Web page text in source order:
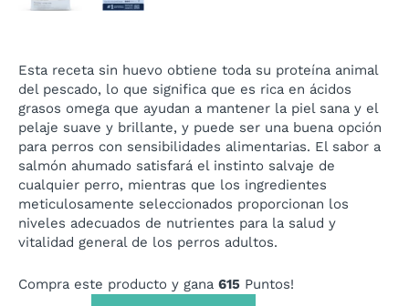
Esta receta sin huevo obtiene toda su proteína animal
del pescado, lo que significa que es rica en ácidos
grasos omega que ayudan a mantener la piel sana y el
pelaje suave y brillante, y puede ser una buena opción
para perros con sensibilidades alimentarias. El sabor a
salmón ahumado satisfará el instinto salvaje de
cualquier perro, mientras que los ingredientes
meticulosamente seleccionados proporcionan los
niveles adecuados de nutrientes para la salud y
vitalidad general de los perros adultos.
Compra este producto y gana 615 Puntos!